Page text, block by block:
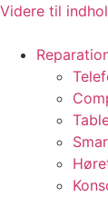
Videre til